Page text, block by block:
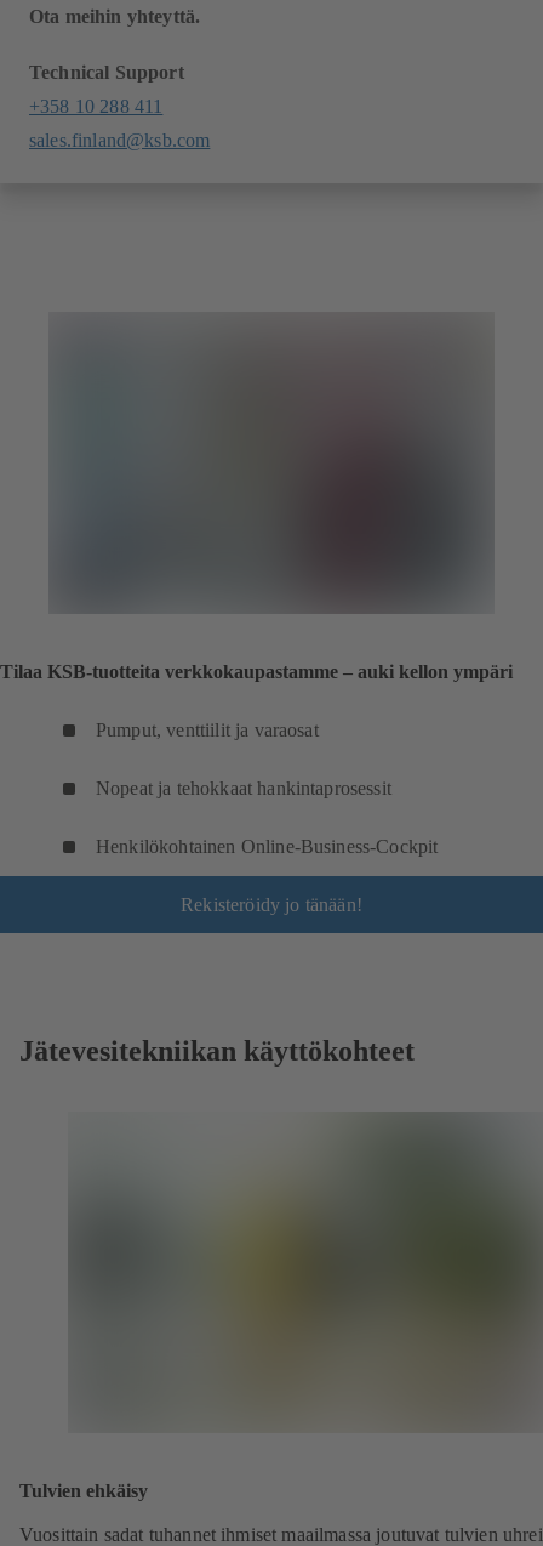
Ota meihin yhteyttä.
Technical Support
+358 10 288 411
sales.finland@ksb.com
Tilaa KSB-tuotteita verkkokaupastamme – auki kellon ympäri
Pumput, venttiilit ja varaosat
Nopeat ja tehokkaat hankintaprosessit
Henkilökohtainen Online-Business-Cockpit
Rekisteröidy jo tänään!
Jätevesitekniikan käyttökohteet
Tulvien ehkäisy
Vuosittain sadat tuhannet ihmiset maailmassa joutuvat tulvien